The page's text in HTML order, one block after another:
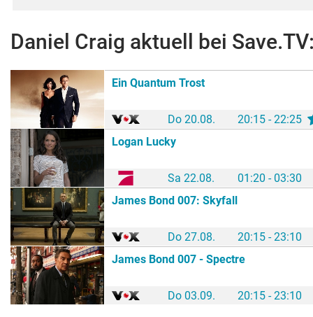
Daniel Craig aktuell bei
Ein Quantum Trost
Do 20.08.
20:15 - 22:25
Logan Lucky
Sa 22.08.
01:20 - 03:30
James Bond 007: Skyfall
Do 27.08.
20:15 - 23:10
James Bond 007 - Spectre
Do 03.09. 20:15 - 23:10